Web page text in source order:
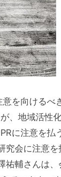
を向けるべ
、地域活性
に注意を払
究会に注意を
祐輔さんは、